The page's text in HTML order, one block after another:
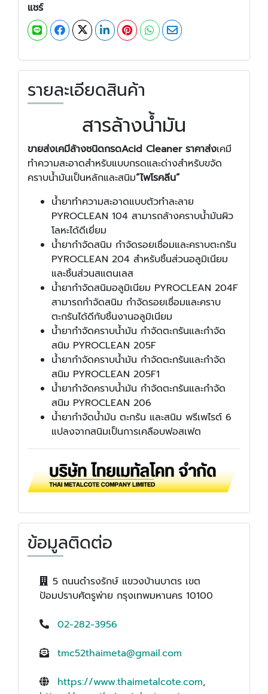
แชร์
รายละเอียดสินค้า
สารล้างน้ำมัน
ขายส่งเคมีล้างชนิดกรดAcid Cleaner ราคาส่งเคมี
ทำความสะอาดสำหรับแบบกรดและด่างสำหรับขจัด
คราบน้ำมันเป็นหลักและสนิม“ไพโรคลีน”
น้ำยาทำความสะอาดแบบตัวทำละลาย
PYROCLEAN 104 สามารถล้างคราบน้ำมันผิว
โลหะได้ดีเยี่ยม
น้ำยากำจัดสนิม กำจัดรอยเชื่อมและคราบตะกรัน
PYROCLEAN 204 สำหรับชิ้นส่วนอลูมิเนียม
และชิ้นส่วนสแตนเลส
น้ำยากำจัดสนิมอลูมิเนียม PYROCLEAN 204F
สามารถกำจัดสนิม กำจัดรอยเชื่อมและคราบ
ตะกรันได้ดีกับชิ้นงานอลูมิเนียม
น้ำยากำจัดคราบน้ำมัน กำจัดตะกรันและกำจัด
สนิม PYROCLEAN 205F
น้ำยากำจัดคราบน้ำมัน กำจัดตะกรันและกำจัด
สนิม PYROCLEAN 205F1
น้ำยากำจัดคราบน้ำมัน กำจัดตะกรันและกำจัด
สนิม PYROCLEAN 206
น้ำยากำจัดน้ำมัน ตะกรัน และสนิม พรีเพไรต์ 6
แปลงจากสนิมเป็นการเคลือบฟอสเฟต
ข้อมูลติดต่อ
5 ถนนดำรงรักษ์ แขวงบ้านบาตร เขต
ป้อมปราบศัตรูพ่าย กรุงเทพมหานคร 10100
02-282-3956
tmc52thaimeta@gmail.com
https://www.thaimetalcote.com,